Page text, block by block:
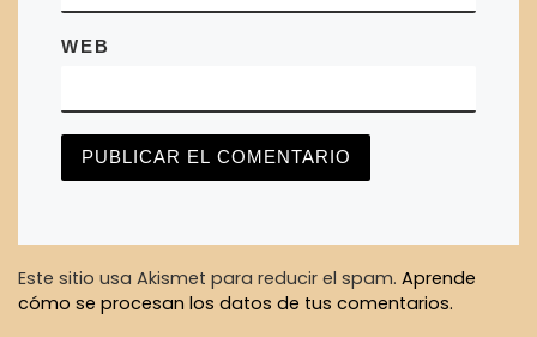
WEB
Este sitio usa Akismet para reducir el spam. Aprende
cómo se procesan los datos de tus comentarios.